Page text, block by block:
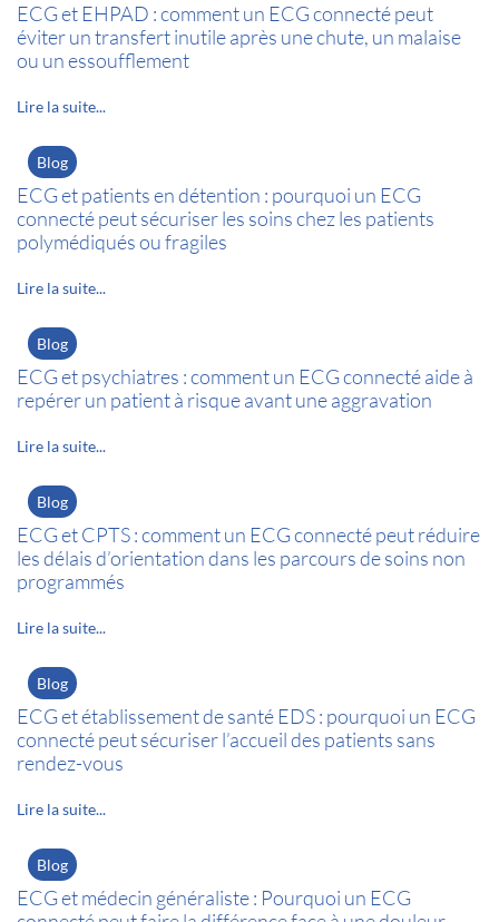
ECG et EHPAD : comment un ECG connecté peut
éviter un transfert inutile après une chute, un malaise
ou un essoufflement
Lire la suite...
Blog
ECG et patients en détention : pourquoi un ECG
connecté peut sécuriser les soins chez les patients
polymédiqués ou fragiles
Lire la suite...
Blog
ECG et psychiatres : comment un ECG connecté aide à
repérer un patient à risque avant une aggravation
Lire la suite...
Blog
ECG et CPTS : comment un ECG connecté peut réduire
les délais d’orientation dans les parcours de soins non
programmés
Lire la suite...
Blog
ECG et établissement de santé EDS : pourquoi un ECG
connecté peut sécuriser l’accueil des patients sans
rendez-vous
Lire la suite...
Blog
ECG et médecin généraliste : Pourquoi un ECG